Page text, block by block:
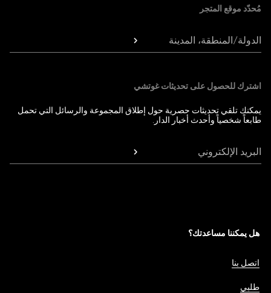
مُحدّد موقع المتجر
الدولة/المنطقة، المدينة
اشترك للحصول على تحديثات غوتشي
يمكنك تلقي تحديثات حصرية حول إطلاق المجموعة والرسائل التي تحمل
طابعاً شخصياً وأحدث أخبار الدار.
البريد الإلكتروني
هل يمكننا مساعدتك؟
اتصل بنا
طلبي